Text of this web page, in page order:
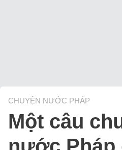
CHUYỆN NƯỚC PHÁP
Một câu